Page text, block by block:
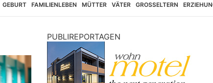
GEBURT FAMILIENLEBEN MÜTTER VÄTER GROSSELTERN
PUBLIREPORTAGEN